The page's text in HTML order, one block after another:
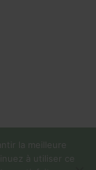
la meilleure
à utiliser ce